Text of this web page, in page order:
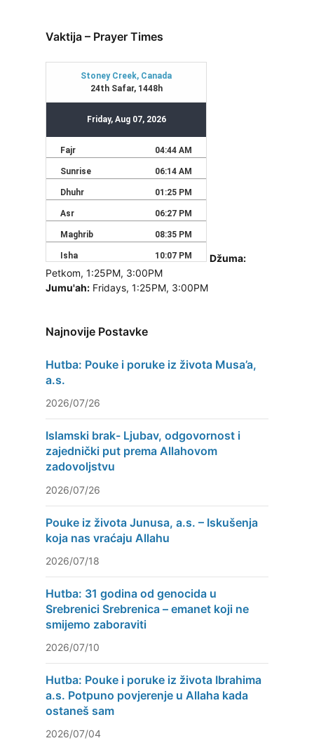
Vaktija – Prayer Times
Džuma:
Petkom, 1:25PM, 3:00PM
Jumu'ah: Fridays, 1:25PM, 3:00PM
Najnovije Postavke
Hutba: Pouke i poruke iz života Musa’a,
a.s.
2026/07/26
Islamski brak- Ljubav, odgovornost i
zajednički put prema Allahovom
zadovoljstvu
2026/07/26
Pouke iz života Junusa, a.s. – Iskušenja
koja nas vraćaju Allahu
2026/07/18
Hutba: 31 godina od genocida u
Srebrenici Srebrenica – emanet koji ne
smijemo zaboraviti
2026/07/10
Hutba: Pouke i poruke iz života Ibrahima
a.s. Potpuno povjerenje u Allaha kada
ostaneš sam
2026/07/04